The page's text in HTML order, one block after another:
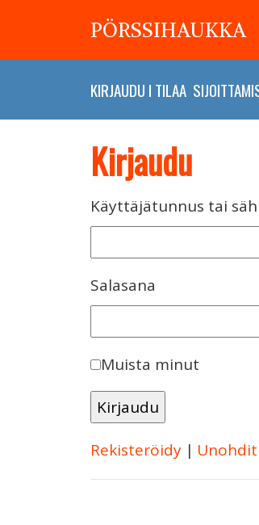
PÖRSSIHAUKKA
KIRJAUDU I TILAA
Kirjaudu
Käyttäjätunnus tai
Salasana
Muista minut
Rekisteröidy |